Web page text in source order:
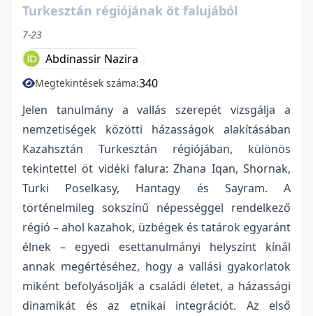
Turkesztán régiójának öt falujából
7-23
Abdinassir Nazira
Megtekintések száma:340
Jelen tanulmány a vallás szerepét vizsgálja a
nemzetiségek közötti házasságok alakításában
Kazahsztán Turkesztán régiójában, különös
tekintettel öt vidéki falura: Zhana Iqan, Shornak,
Turki Poselkasy, Hantagy és Sayram. A
történelmileg sokszínű népességgel rendelkező
régió – ahol kazahok, üzbégek és tatárok egyaránt
élnek – egyedi esettanulmányi helyszínt kínál
annak megértéséhez, hogy a vallási gyakorlatok
miként befolyásolják a családi életet, a házassági
dinamikát és az etnikai integrációt. Az első